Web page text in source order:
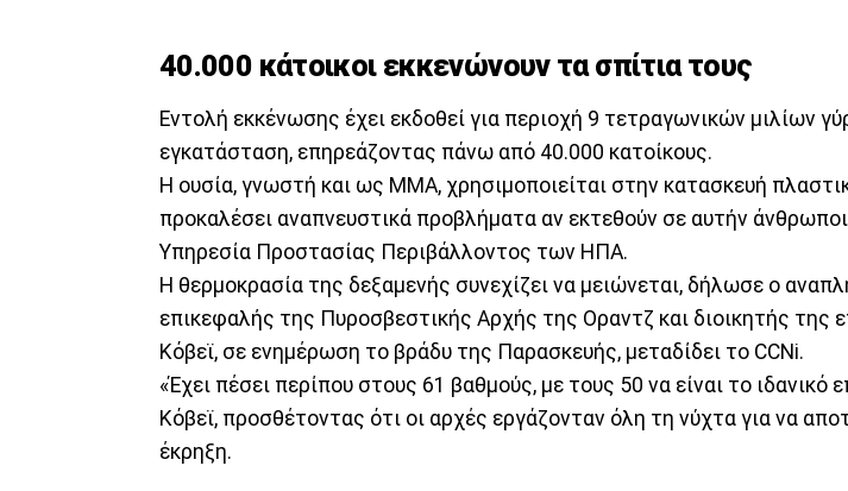
40.000 κάτοικοι εκκενώνουν τα σπίτια τους
Εντολή εκκένωσης έχει εκδοθεί για περιοχή 9 τετραγωνικών μιλίων
εγκατάσταση, επηρεάζοντας πάνω από 40.000 κατοίκους.
Η ουσία, γνωστή και ως MMA, χρησιμοποιείται στην κατασκευή
προκαλέσει αναπνευστικά προβλήματα αν εκτεθούν σε αυτήν
Υπηρεσία Προστασίας Περιβάλλοντος των ΗΠΑ.
Η θερμοκρασία της δεξαμενής συνεχίζει να μειώνεται, δήλωσε ο
επικεφαλής της Πυροσβεστικής Αρχής της Οραντζ και διοικητής της
Κόβεϊ, σε ενημέρωση το βράδυ της Παρασκευής, μεταδίδει το CCNi.
«Έχει πέσει περίπου στους 61 βαθμούς, με τους 50 να είναι το ιδανικό
Κόβεϊ, προσθέτοντας ότι οι αρχές εργάζονταν όλη τη νύχτα για να
έκρηξη.